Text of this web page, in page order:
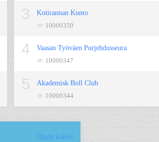
Kotirannan Kunto
10000350
4
Vaasan Työväen Purjehdusseura
10000347
Akademisk Boll Club
10000344
Näytä kaikki